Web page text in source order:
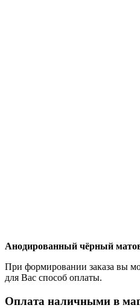
Анодированный чёрный
При формировании заказа вы
для Вас способ оплаты.
Оплата наличными в